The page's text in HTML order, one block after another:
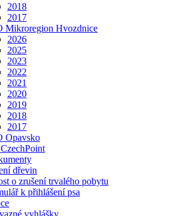
2018
2017
Mikroregion Hvozdnice
2026
2025
2023
2022
2021
2020
2019
2018
2017
Opavsko
dřevin
o zrušení trvalého pobytu
k přihlášení psa
vyhlášky